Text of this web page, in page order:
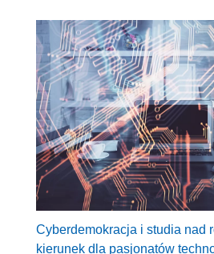
Cyberdemokracja i studia nad
kierunek dla pasjonatów